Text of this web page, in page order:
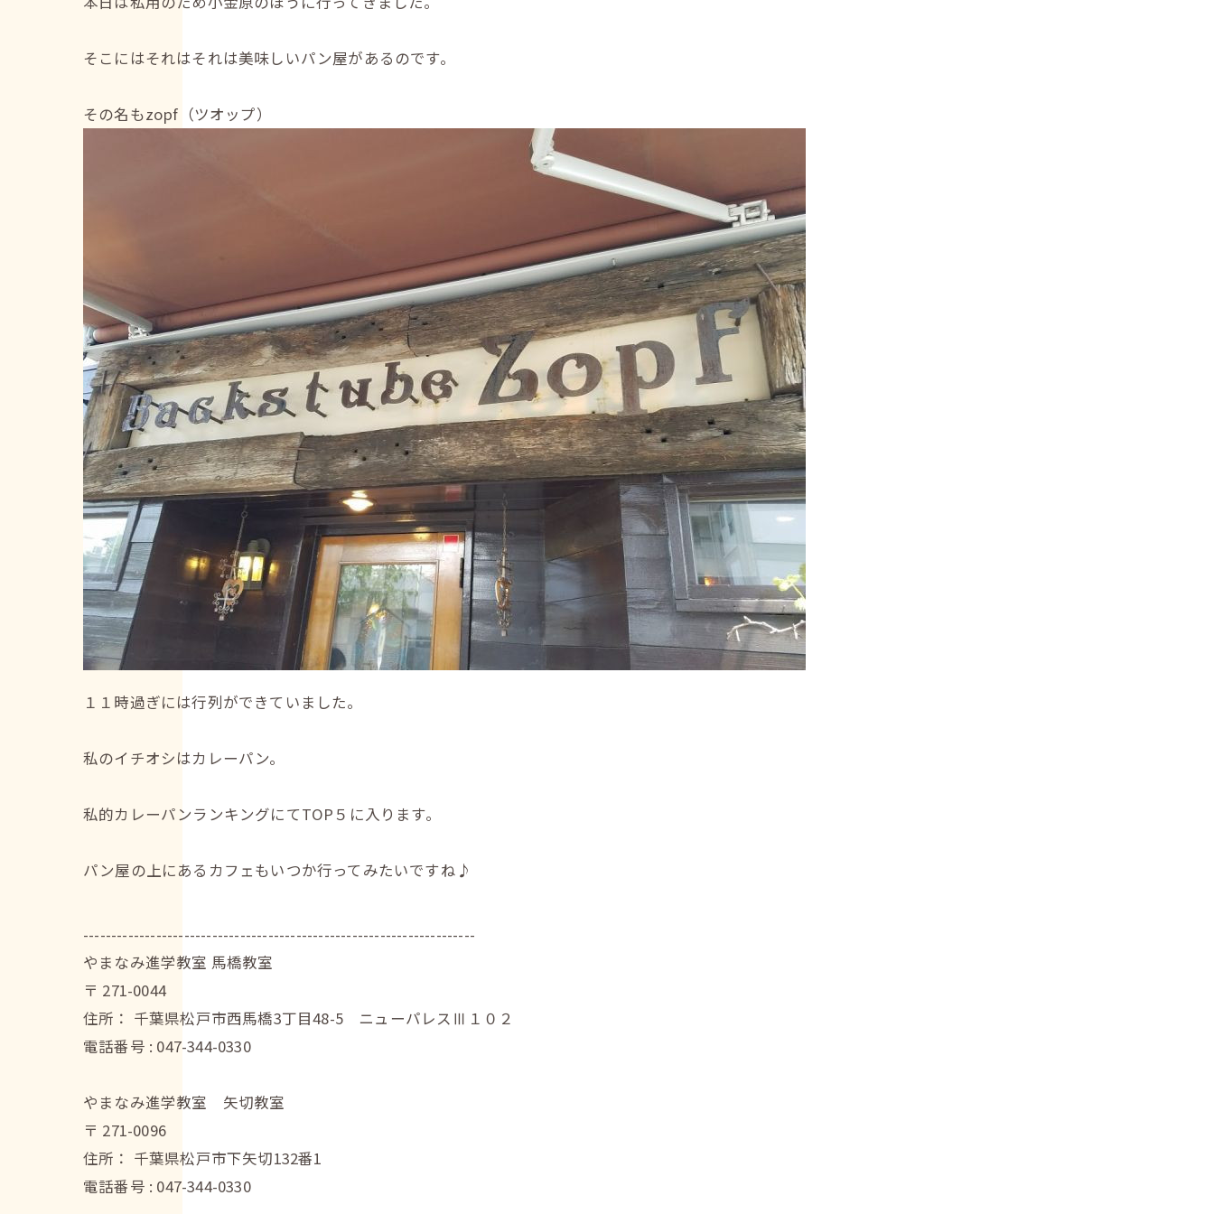
そこにはそれはそれは美味しいパン屋があるのです。
その名もzopf（ツオップ）
１１時過ぎには行列ができていました。
私のイチオシはカレーパン。
私的カレーパンランキングにてTOP５に入ります。
パン屋の上にあるカフェもいつか行ってみたいですね♪
----------------------------------------------------------------------
やまなみ進学教室 馬橋教室
〒 271-0044
住所： 千葉県松戸市西馬橋3丁目48-5 ニューパレスⅢ１０２
電話番号 : 047-344-0330
やまなみ進学教室 矢切教室
〒 271-0096
住所： 千葉県松戸市下矢切132番1
電話番号 : 047-344-0330